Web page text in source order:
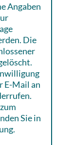
Angaben
Die
E-Mail an
Sie in